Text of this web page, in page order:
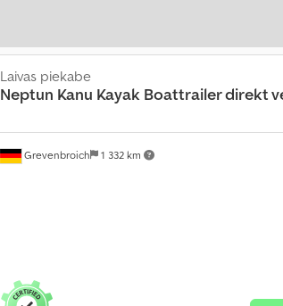
Grevenbroich 1 332 km
Laivas piekabe
Neptun Kanu Kayak Boattrailer direkt